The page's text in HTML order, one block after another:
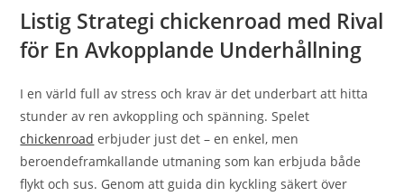
Listig Strategi chickenroad med Rival
för En Avkopplande Underhållning
I en värld full av stress och krav är det underbart att hitta
stunder av ren avkoppling och spänning. Spelet
chickenroad erbjuder just det – en enkel, men
beroendeframkallande utmaning som kan erbjuda både
flykt och sus. Genom att guida din kyckling säkert över